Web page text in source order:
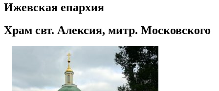
Ижевская епархия
Храм свт. Алексия, митр. Московского